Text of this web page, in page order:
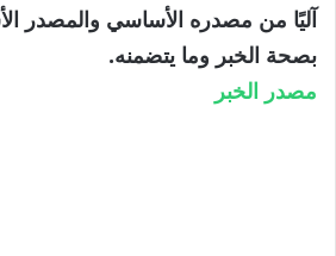
آليًا من مصدره الأساسي والمصدر
بصحة الخبر وما يتضمنه.
مصدر الخبر